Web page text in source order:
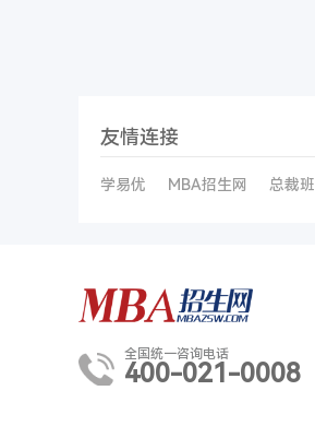
友情连接
学易优 MBA招生网 总裁班
全国统一咨询电话
400-021-0008